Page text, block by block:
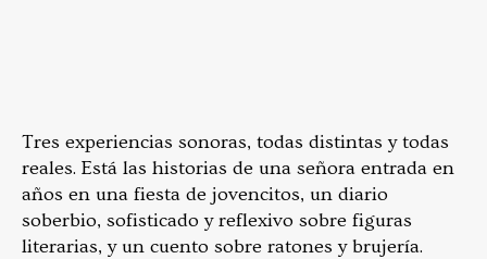
Tres experiencias sonoras, todas distintas y todas
reales. Está las historias de una señora entrada en
años en una fiesta de jovencitos, un diario
soberbio, sofisticado y reflexivo sobre figuras
literarias, y un cuento sobre ratones y brujería.